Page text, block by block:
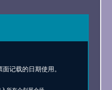
记载的日期使用。